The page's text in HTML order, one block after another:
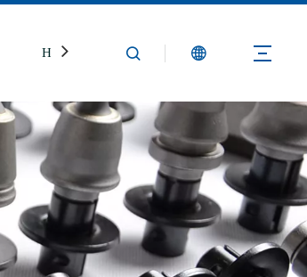
Новости Свяжитесь с нами